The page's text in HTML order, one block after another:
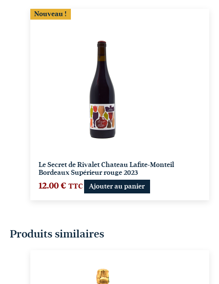
Nouveau !
Le Secret de Rivalet Chateau Lafite-Monteil
Bordeaux Supérieur rouge 2023
12.00 € TTC Ajouter au panier
Produits similaires